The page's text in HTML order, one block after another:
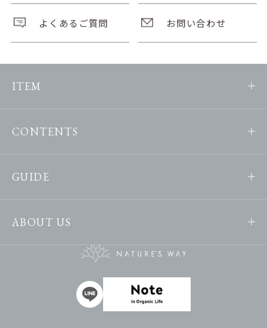
よくあるご質問 お問い合わせ
ITEM
CONTENTS
GUIDE
ABOUT US